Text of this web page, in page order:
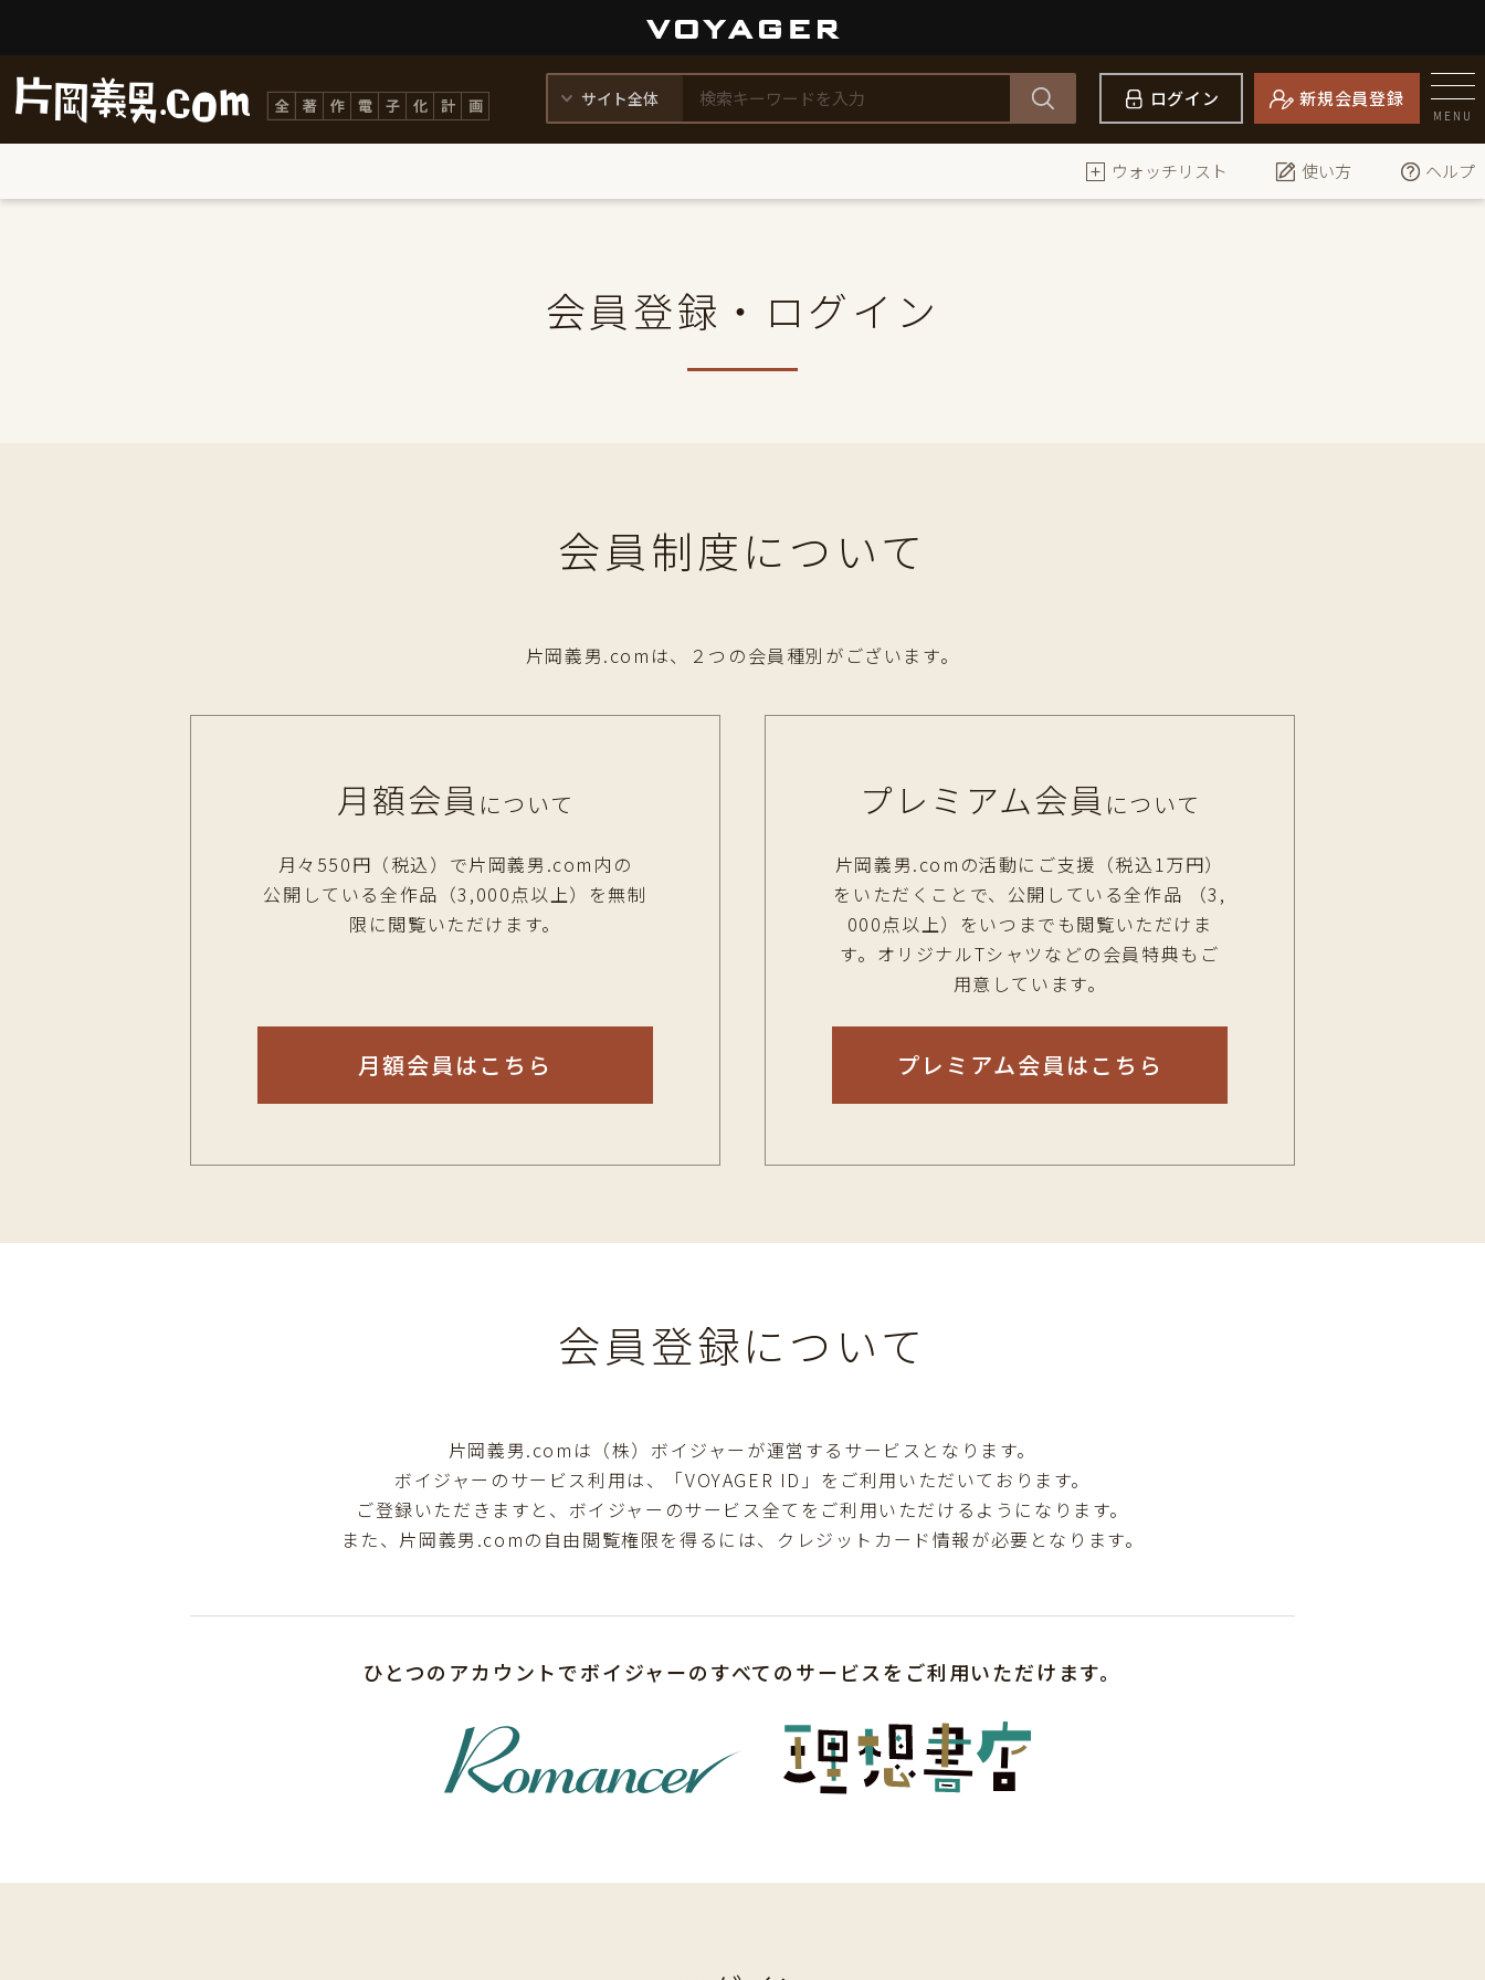
ログイン 新規会員登録
MENU
ウォッチリスト 使い方 ヘルプ
会員登録・ログイン
会員制度について
片岡義男.comは、２つの会員種別がございます。
月額会員 について
月々550円（税込）で片岡義男.com内の
公開している全作品（3,000点以上）を無制
限に閲覧いただけます。
月額会員はこちら
プレミアム会員 について
片岡義男.comの活動にご支援（税込1万円）
をいただくことで、公開している全作品 （3,
000点以上）をいつまでも閲覧いただけま
す。オリジナルTシャツなどの会員特典もご
用意しています。
プレミアム会員はこちら
会員登録について
片岡義男.comは（株）ボイジャーが運営するサービスとなります。
ボイジャーのサービス利用は、「VOYAGER ID」をご利用いただいております。
ご登録いただきますと、ボイジャーのサービス全てをご利用いただけるようになります。
また、片岡義男.comの自由閲覧権限を得るには、クレジットカード情報が必要となります。
ひとつのアカウントでボイジャーのすべてのサービスをご利用いただけます。